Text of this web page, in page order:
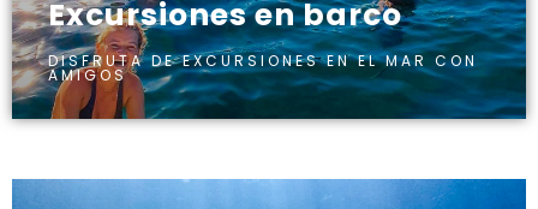
Excursiones en barco
DISFRUTA DE EXCURSIONES EN EL MAR CON
AMIGOS